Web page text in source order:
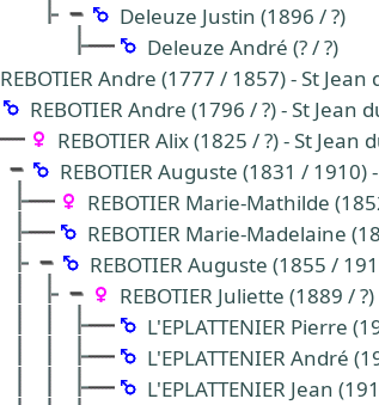
Deleuze Justin (1896 / ?)
Deleuze André (? / ?)
REBOTIER Andre (1777 / 1857) - St
REBOTIER Andre (1796 / ?) - St Jean
REBOTIER Alix (1825 / ?) - St
REBOTIER Auguste (1831 / 1910)
REBOTIER Marie-Mathilde
REBOTIER Marie-Madelaine
REBOTIER Auguste (1855 /
REBOTIER Juliette (1889 / ?)
L'EPLATTENIER Pierre
L'EPLATTENIER André
L'EPLATTENIER Jean